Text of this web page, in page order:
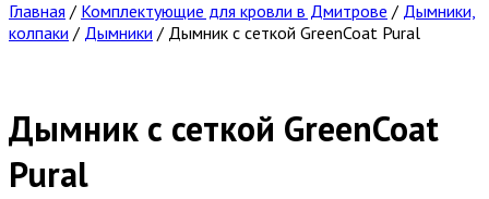
Главная / Комплектующие для кровли в Дмитрове / Дымники,
колпаки / Дымники / Дымник с сеткой GreenCoat Pural
Дымник с сеткой GreenCoat
Pural